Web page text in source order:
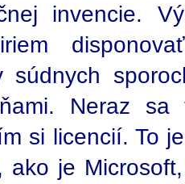
invencie.
súdnych
Neraz
si licencií. To
ako je